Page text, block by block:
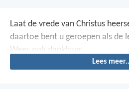
Laat de vrede van Christus
daartoe bent u geroepen als de
Wees ook dankbaar.
Lees